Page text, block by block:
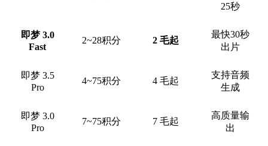
25秒
即梦 3.0
Fast
2~28积分 2 毛起
最快30秒
出片
即梦 3.5
Pro
4~75积分 4 毛起
支持音频
生成
即梦 3.0
Pro
7~75积分 7 毛起
高质量输
出